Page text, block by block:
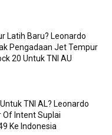
Latih Baru? Leonardo
Pengadaan Jet Tempur
20 Untuk TNI AU
TNI AL? Leonardo
Of Intent Suplai
Ke Indonesia